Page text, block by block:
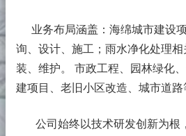
业务布局涵盖：海绵城市建设
询、设计、施工；雨水净化处理
装、维护。 市政工程、园林绿化
建项目、老旧小区改造、城市道路
公司始终以技术研发创新为根